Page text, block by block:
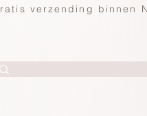
verzending binnen